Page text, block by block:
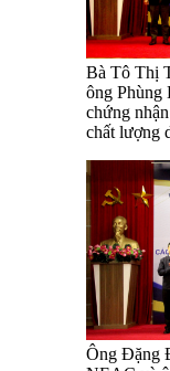
Bà Tô Thị
ông Phùng
chứng
chất lượng
Ông Đặng